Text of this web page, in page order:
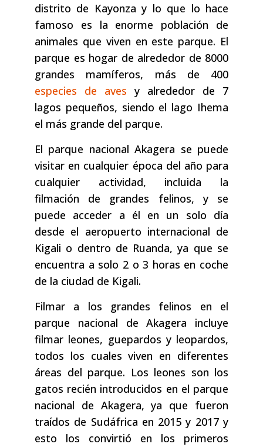
distrito de Kayonza y lo que lo hace
famoso es la enorme población de
animales que viven en este parque. El
parque es hogar de alrededor de 8000
grandes mamíferos, más de 400
especies de aves y alrededor de 7
lagos pequeños, siendo el lago Ihema
el más grande del parque.
El parque nacional Akagera se puede
visitar en cualquier época del año para
cualquier actividad, incluida la
filmación de grandes felinos, y se
puede acceder a él en un solo día
desde el aeropuerto internacional de
Kigali o dentro de Ruanda, ya que se
encuentra a solo 2 o 3 horas en coche
de la ciudad de Kigali.
Filmar a los grandes felinos en el
parque nacional de Akagera incluye
filmar leones, guepardos y leopardos,
todos los cuales viven en diferentes
áreas del parque. Los leones son los
gatos recién introducidos en el parque
nacional de Akagera, ya que fueron
traídos de Sudáfrica en 2015 y 2017 y
esto los convirtió en los primeros